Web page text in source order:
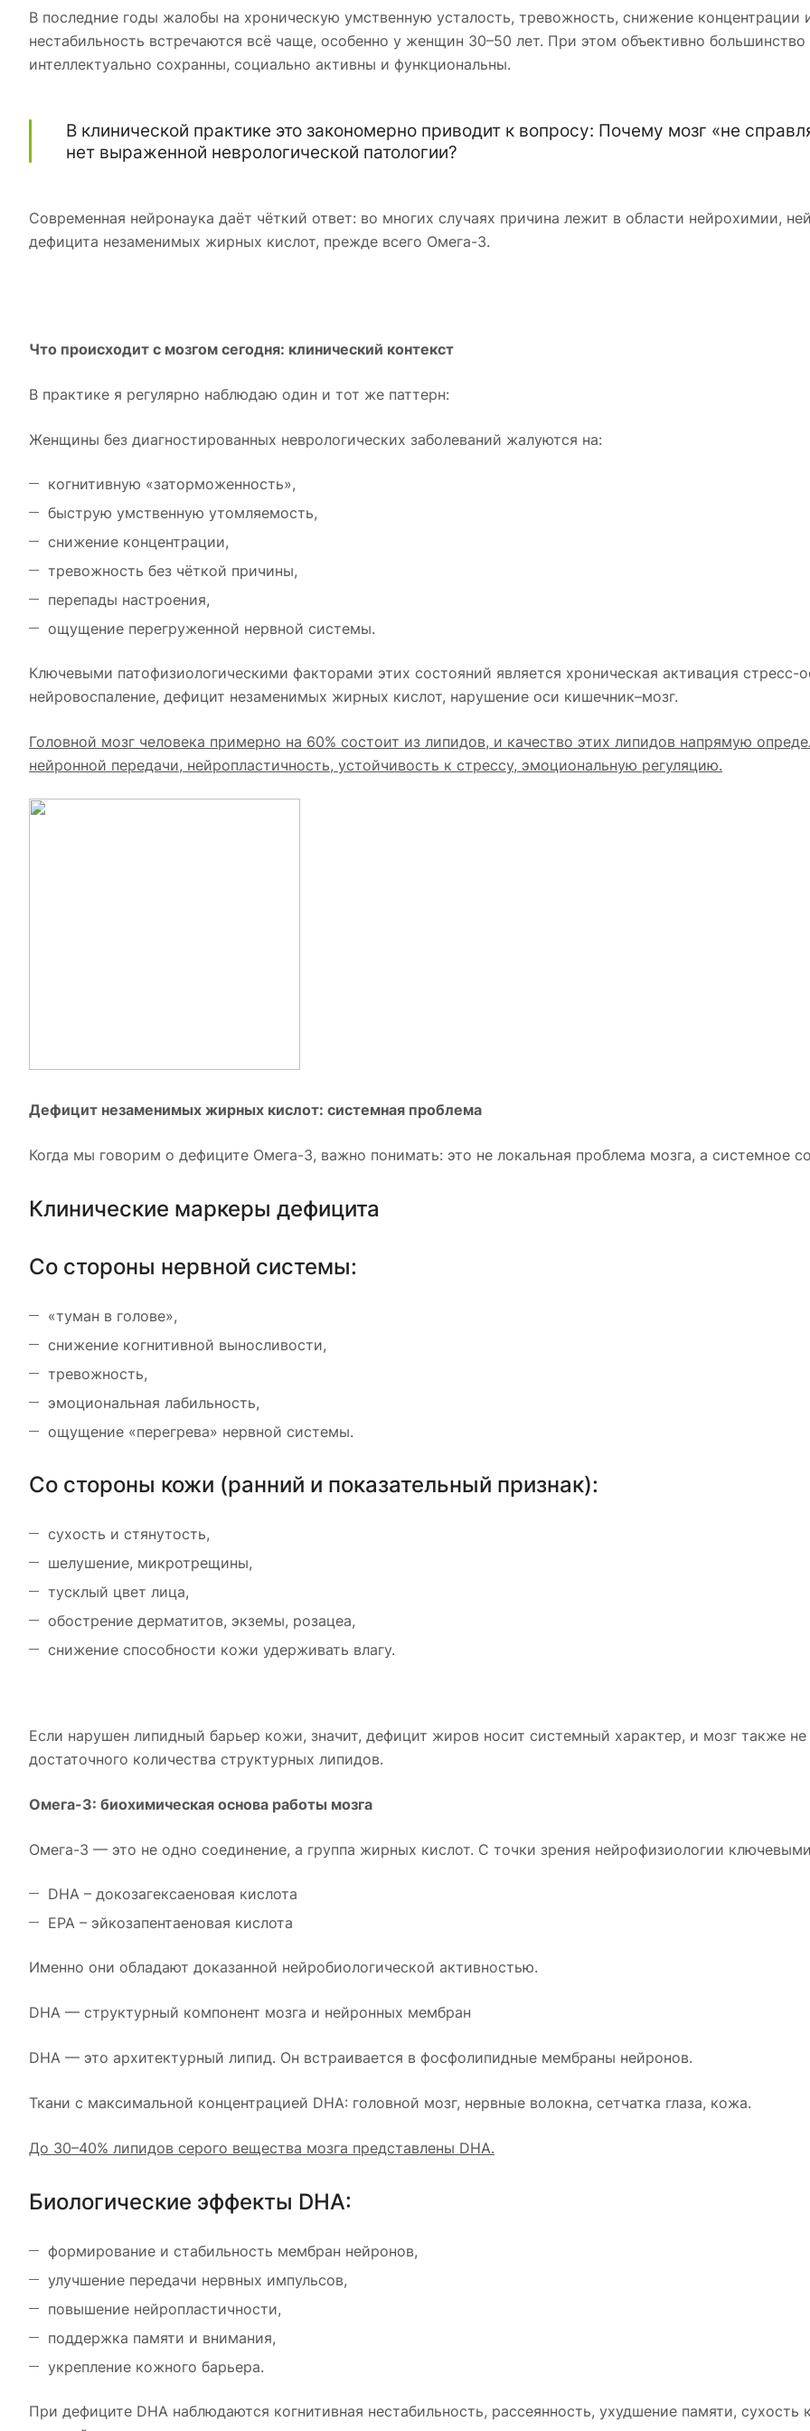
В последние годы жалобы на хроническую умственную усталость, тревожность, снижение концентрации
нестабильность встречаются всё чаще, особенно у женщин 30–50 лет. При этом объективно большинство
интеллектуально сохранны, социально активны и функциональны.
В клинической практике это закономерно приводит к вопросу: Почему мозг «не
нет выраженной неврологической патологии?
Современная нейронаука даёт чёткий ответ: во многих случаях причина лежит в области нейрохимии,
дефицита незаменимых жирных кислот, прежде всего Омега-3.
Что происходит с мозгом сегодня: клинический контекст
В практике я регулярно наблюдаю один и тот же паттерн:
Женщины без диагностированных неврологических заболеваний жалуются на:
когнитивную «заторможенность»,
быструю умственную утомляемость,
снижение концентрации,
тревожность без чёткой причины,
перепады настроения,
ощущение перегруженной нервной системы.
Ключевыми патофизиологическими факторами этих состояний является хроническая активация стресс-
нейровоспаление, дефицит незаменимых жирных кислот, нарушение оси кишечник–мозг.
Головной мозг человека примерно на 60% состоит из липидов, и качество этих липидов напрямую
нейронной передачи, нейропластичность, устойчивость к стрессу, эмоциональную регуляцию.
Дефицит незаменимых жирных кислот: системная проблема
Когда мы говорим о дефиците Омега-3, важно понимать: это не локальная проблема мозга, а системное
Клинические маркеры дефицита
Со стороны нервной системы:
«туман в голове»,
снижение когнитивной выносливости,
тревожность,
эмоциональная лабильность,
ощущение «перегрева» нервной системы.
Со стороны кожи (ранний и показательный признак):
сухость и стянутость,
шелушение, микротрещины,
тусклый цвет лица,
обострение дерматитов, экземы, розацеа,
снижение способности кожи удерживать влагу.
Если нарушен липидный барьер кожи, значит, дефицит жиров носит системный характер, и мозг также не
достаточного количества структурных липидов.
Омега-3: биохимическая основа работы мозга
Омега-3 — это не одно соединение, а группа жирных кислот. С точки зрения нейрофизиологии
DHA – докозагексаеновая кислота
EPA – эйкозапентаеновая кислота
Именно они обладают доказанной нейробиологической активностью.
DHA — структурный компонент мозга и нейронных мембран
DHA — это архитектурный липид. Он встраивается в фосфолипидные мембраны нейронов.
Ткани с максимальной концентрацией DHA: головной мозг, нервные волокна, сетчатка глаза, кожа.
До 30–40% липидов серого вещества мозга представлены DHA.
Биологические эффекты DHA:
формирование и стабильность мембран нейронов,
улучшение передачи нервных импульсов,
повышение нейропластичности,
поддержка памяти и внимания,
укрепление кожного барьера.
При дефиците DHA наблюдаются когнитивная нестабильность, рассеянность, ухудшение памяти,